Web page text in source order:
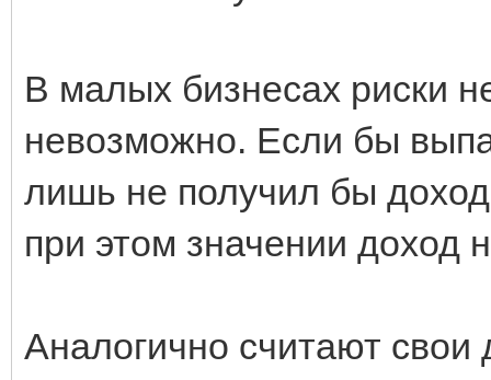
В малых бизнесах риски
невозможно. Если бы
лишь не получил бы
при этом значении доход
Аналогично считают